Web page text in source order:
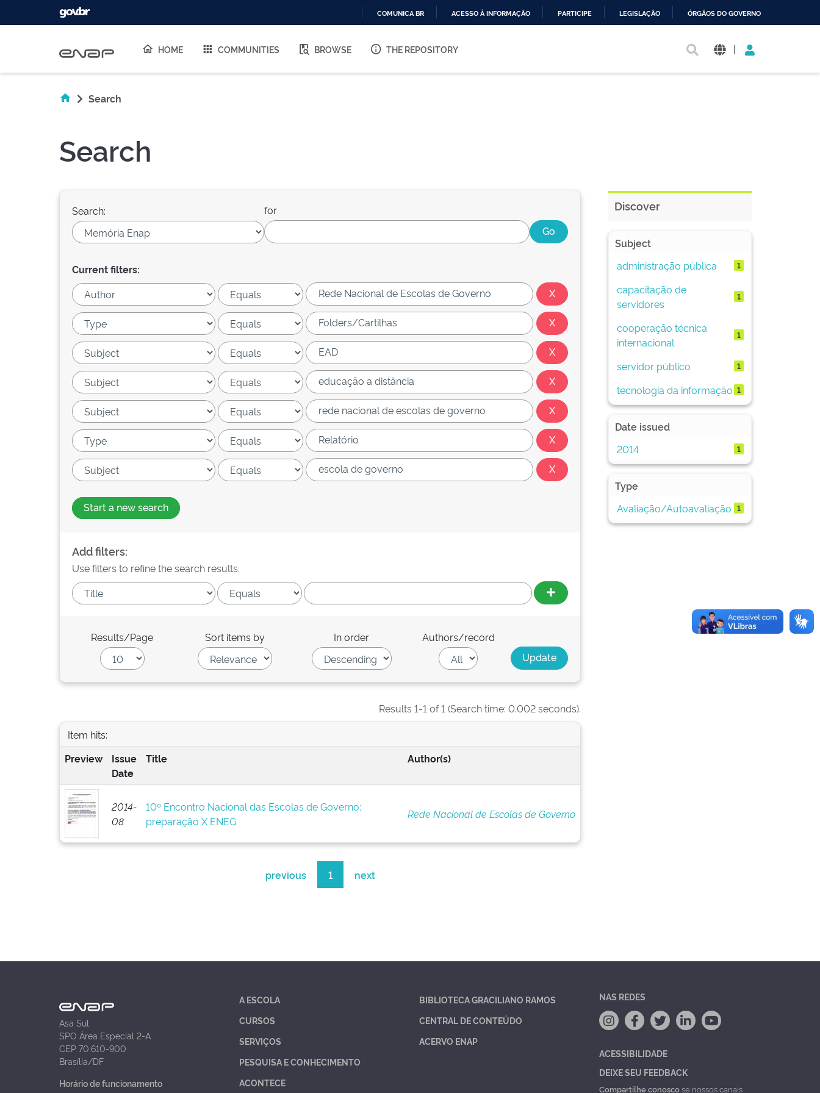
O
COMUNICA BR ACESSO À INFORMAÇÃO PARTICIPE LEGISLAÇÃO ÓRGÃOS DO GOVERNO
HOME COMMUNITIES BROWSE THE REPOSITORY |
Search
Search
Search: for
Current filters:
Start a new search
Add filters:
Use filters to refine the search results.
Results/Page Sort items by In order Authors/record
Results 1-1 of 1 (Search time: 0.002 seconds).
Item hits:
Preview
Issue
Date
Title Author(s)
2014-
08
10º Encontro Nacional das Escolas de Governo:
preparação X ENEG
Rede Nacional de Escolas de Governo
previous 1 next
Discover
Subject
administração pública
1
capacitação de
servidores
1
cooperação técnica
internacional
1
servidor público 1
tecnologia da informação 1
Date issued
2014
1
Type
Avaliação/Autoavaliação 1
Asa Sul
SPO Área Especial 2-A
CEP 70.610-900
Brasília/DF
Horário de funcionamento
A ESCOLA
CURSOS
SERVIÇOS
PESQUISA E CONHECIMENTO
ACONTECE
BIBLIOTECA GRACILIANO RAMOS
CENTRAL DE CONTEÚDO
ACERVO ENAP
NAS REDES
ACESSIBILIDADE
DEIXE SEU FEEDBACK
Compartilhe conoscose nossos canais